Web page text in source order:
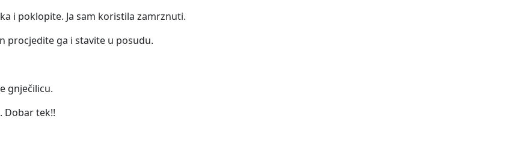
i poklopite. Ja sam koristila zamrznuti.
procjedite ga i stavite u posudu.
gnječilicu.
Dobar tek!!